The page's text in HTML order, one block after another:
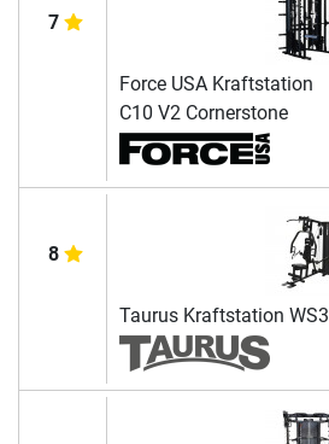
7
Force USA Kraftstation
C10 V2 Cornerstone
8
Taurus Kraftstation WS3